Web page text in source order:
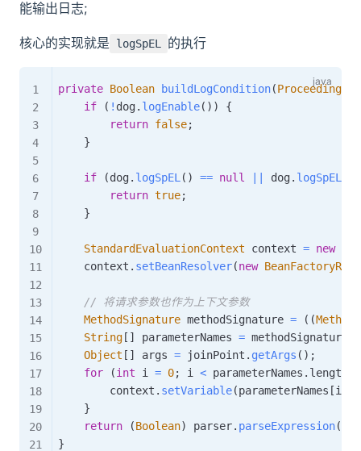
能输出日志;
核心的实现就是 logSpEL 的执行
private Boolean buildLogCondition(
if
( ! dog. logEnable( ) )
{
return false;
}
if (dog. logSpEL ( ) == null dog. logSpEL
return true;
}
StandardEvaluationContext context = new
    context
. setBeanResolver(new
// 将请求参数也作为上下文参数
MethodSignature methodSignature = ( (
String [ ] parameterNames = methodSignature
Object [ ] args = joinPoint . getArgs ( ) ;
for
(int i = 0; i < parameterNames . length
        context
. setVariable(parameterNames [i
}
return
(Boolean) parser. parseExpression(
}